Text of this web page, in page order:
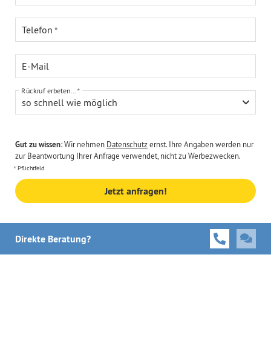
Telefon
E-Mail
so schnell wie möglich
Rückruf erbeten...
Gut zu wissen:Wir nehmen Datenschutzernst. Ihre Angaben werden nur
zur Beantwortung Ihrer Anfrage verwendet, nicht zu Werbezwecken.
Pflichtfeld
Jetzt anfragen!
Direkte Beratung?